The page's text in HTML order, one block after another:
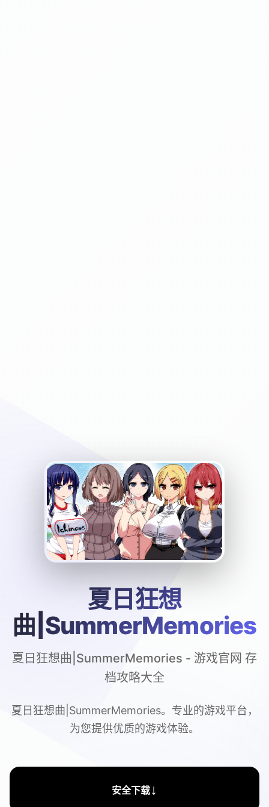
夏日狂想
曲|SummerMemories
夏日狂想曲|SummerMemories - 游戏官网 存
档攻略大全
夏日狂想曲|SummerMemories。专业的游戏平台，
为您提供优质的游戏体验。
安全下载↓